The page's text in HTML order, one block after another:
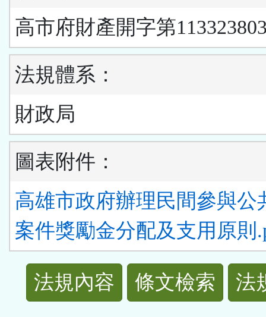
高市府財產開字第
法規體系：
財政局
圖表附件：
高雄市政府辦理民間參與公
案件獎勵金分配及支用原則
規
法規內容 條文檢索 法